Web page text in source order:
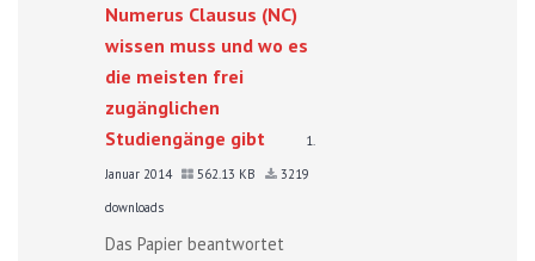
Numerus Clausus (NC)
wissen muss und wo es
die meisten frei
zugänglichen
Studiengänge gibt
1.
Januar 2014
562.13 KB
3219
downloads
Das Papier beantwortet